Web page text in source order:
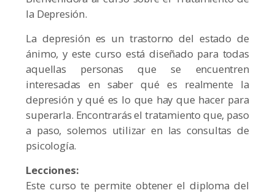
la Depresión.
La depresión es un trastorno del estado de
ánimo, y este curso está diseñado para todas
aquellas personas que se encuentren
interesadas en saber qué es realmente la
depresión y qué es lo que hay que hacer para
superarla. Encontrarás el tratamiento que, paso
a paso, solemos utilizar en las consultas de
psicología.
Lecciones:
Este curso te permite obtener el diploma del